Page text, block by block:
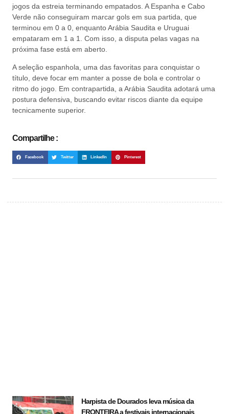
jogos da estreia terminando empatados. A Espanha e Cabo
Verde não conseguiram marcar gols em sua partida, que
terminou em 0 a 0, enquanto Arábia Saudita e Uruguai
empataram em 1 a 1. Com isso, a disputa pelas vagas na
próxima fase está em aberto.
A seleção espanhola, uma das favoritas para conquistar o
título, deve focar em manter a posse de bola e controlar o
ritmo do jogo. Em contrapartida, a Arábia Saudita adotará uma
postura defensiva, buscando evitar riscos diante da equipe
tecnicamente superior.
Compartilhe :
Facebook Twitter LinkedIn Pinterest
Harpista de Dourados leva música da
FRONTEIRA a festivais internacionais